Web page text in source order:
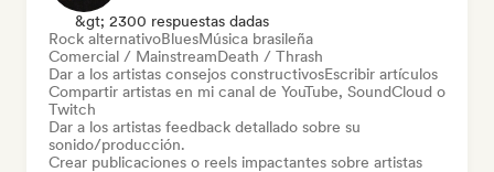
&gt; 2300 respuestas dadas
Rock alternativoBluesMúsica brasileña
Comercial / MainstreamDeath / Thrash
Dar a los artistas consejos constructivosEscribir artículos
Compartir artistas en mi canal de YouTube, SoundCloud o
Twitch
Dar a los artistas feedback detallado sobre su
sonido/producción.
Crear publicaciones o reels impactantes sobre artistas